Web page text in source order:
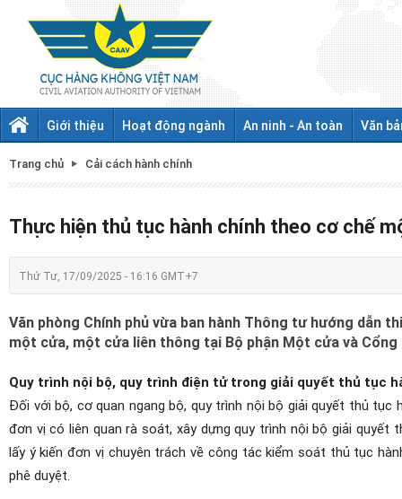
Giới thiệu Hoạt động ngành An ninh - An toàn Văn
Trang chủ Cải cách hành chính
Thực hiện thủ tục hành chính theo cơ chế
Thứ Tư, 17/09/2025 - 16:16 GMT+7
Văn phòng Chính phủ vừa ban hành Thông tư hướng dẫn
một cửa, một cửa liên thông tại Bộ phận Một cửa và Cổng
Quy trình nội bộ, quy trình điện tử trong giải quyết thủ tục
Đối với bộ, cơ quan ngang bộ, quy trình nội bộ giải quyết thủ
đơn vị có liên quan rà soát, xây dựng quy trình nội bộ giải
lấy ý kiến đơn vị chuyên trách về công tác kiểm soát thủ tục
phê duyệt.